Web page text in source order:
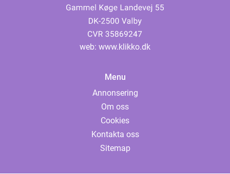
web: www.klikko.dk
Menu
Annonsering
Om oss
Cookies
Kontakta oss
Sitemap